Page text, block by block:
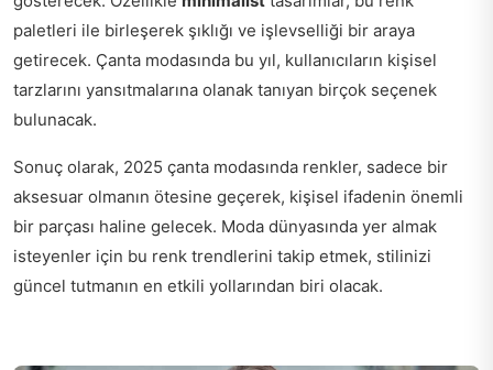
paletleri ile birleşerek şıklığı ve işlevselliği bir araya
getirecek. Çanta modasında bu yıl, kullanıcıların kişisel
tarzlarını yansıtmalarına olanak tanıyan birçok seçenek
bulunacak.
Sonuç olarak, 2025 çanta modasında renkler, sadece bir
aksesuar olmanın ötesine geçerek, kişisel ifadenin önemli
bir parçası haline gelecek. Moda dünyasında yer almak
isteyenler için bu renk trendlerini takip etmek, stilinizi
güncel tutmanın en etkili yollarından biri olacak.